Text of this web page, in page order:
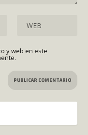
y web en este